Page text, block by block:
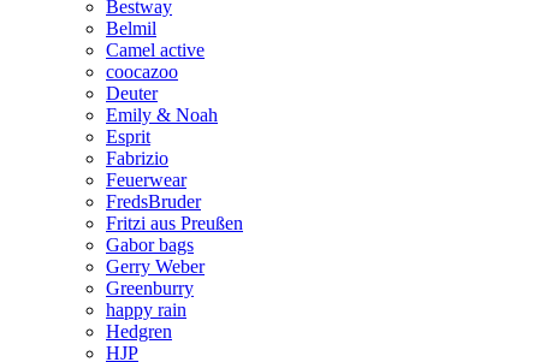
Bestway
Belmil
Camel active
coocazoo
Deuter
Emily & Noah
Esprit
Fabrizio
Feuerwear
FredsBruder
Fritzi aus Preußen
Gabor bags
Gerry Weber
Greenburry
happy rain
Hedgren
HJP